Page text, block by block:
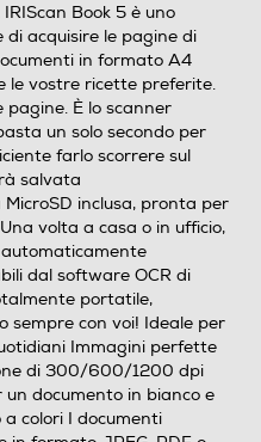
- Alta risoluzione in bianco
a colori: 2 secondi -
nero: 1 secondo
Book 5 è uno
acquisire le pagine di
in formato A4
le vostre ricette preferite.
È lo scanner
un solo secondo per
farlo scorrere sul
salvata
inclusa, pronta per
volta a casa o in ufficio,
dal software OCR di
portatile,
sempre con voi! Ideale per
Immagini perfette
di 300/600/1200 dpi
un documento in bianco e
colori I documenti